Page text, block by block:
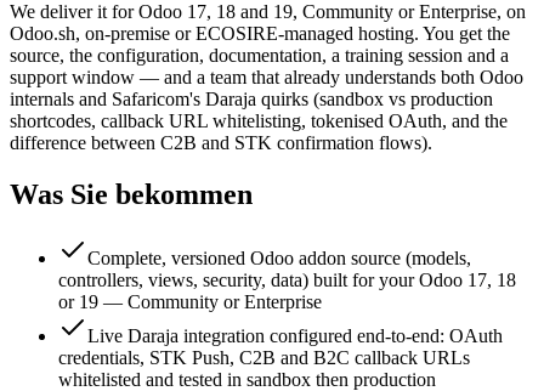
We deliver it for Odoo 17, 18 and 19, Community or Enterprise, on
Odoo.sh, on-premise or ECOSIRE-managed hosting. You get the
source, the configuration, documentation, a training session and a
support window — and a team that already understands both Odoo
internals and Safaricom's Daraja quirks (sandbox vs production
shortcodes, callback URL whitelisting, tokenised OAuth, and the
difference between C2B and STK confirmation flows).
Was Sie bekommen
Complete, versioned Odoo addon source (models,
controllers, views, security, data) built for your Odoo 17, 18
or 19 — Community or Enterprise
Live Daraja integration configured end-to-end: OAuth
credentials, STK Push, C2B and B2C callback URLs
whitelisted and tested in sandbox then production